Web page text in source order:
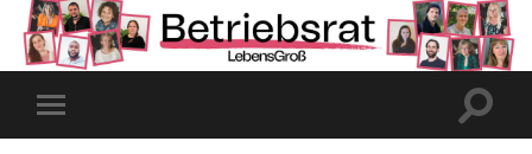
Mobile-
Menü